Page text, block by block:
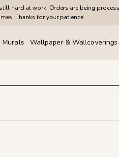
hard at work! Orders are being
Thanks for your patience!
Murals Wallpaper & Wallcoverings